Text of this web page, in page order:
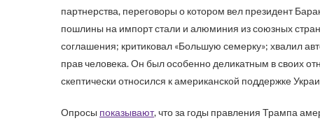
партнерства, переговоры о котором вел президент
пошлины на импорт стали и алюминия из союзных
соглашения; критиковал «Большую семерку»; хвалил
прав человека. Он был особенно деликатным в своих
скептически относился к американской поддержке
Опросы показывают, что за годы правления Трампа